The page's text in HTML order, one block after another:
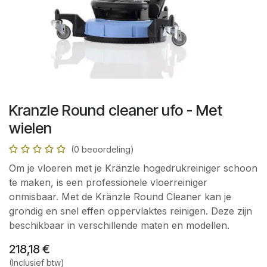
Kranzle Round cleaner ufo - Met
wielen
(0 beoordeling)
Om je vloeren met je Kränzle hogedrukreiniger schoon
te maken, is een professionele vloerreiniger
onmisbaar. Met de Kränzle Round Cleaner kan je
grondig en snel effen oppervlaktes reinigen. Deze zijn
beschikbaar in verschillende maten en modellen.
218,18€
(Inclusief btw)